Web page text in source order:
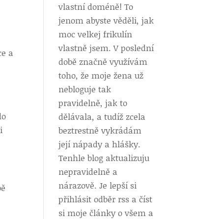
a
vlastní doméně! To
jenom abyste věděli, jak
moc velkej frikulín
vlastně jsem. V poslední
době značně využívám
toho, že moje žena už
nebloguje tak
pravidelně, jak to
dělávala, a tudíž zcela
beztrestně vykrádám
její nápady a hlášky.
Tenhle blog aktualizuju
nepravidelně a
nárazově. Je lepší si
přihlásit odběr rss a číst
si moje články o všem a